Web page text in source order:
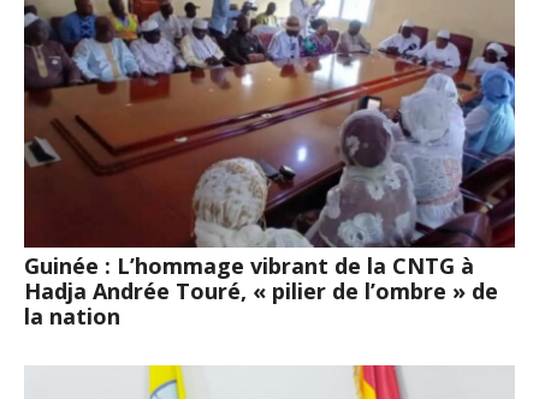
Guinée : L’hommage vibrant de la CNTG à
Hadja Andrée Touré, « pilier de l’ombre » de
la nation